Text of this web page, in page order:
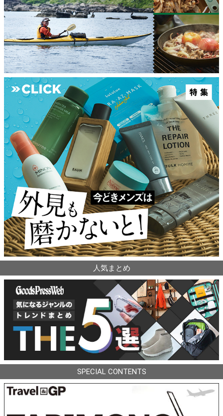
人気まとめ
SPECIAL CONTENTS